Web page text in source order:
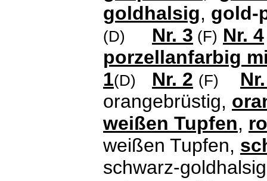
goldhalsig, gold-
(D) Nr. 3 (F) Nr. 4
porzellanfarbig
1(D) Nr. 2 (F)
orangebrüstig,
weißen Tupfen,
weißen Tupfen,
schwarz-